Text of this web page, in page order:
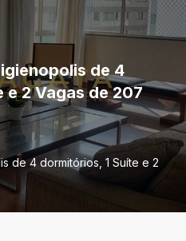
de 4
e 2 Vagas de 207
de 4 dormitórios, 1 Suíte e 2